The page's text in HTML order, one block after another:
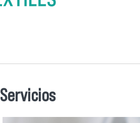
Se encuentra usted aquí
Servicios